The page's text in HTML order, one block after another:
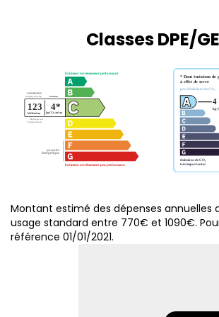
Classes DPE/
Montant estimé des dépenses annuelles
usage standard entre 770€ et 1090€.
référence 01/01/2021.